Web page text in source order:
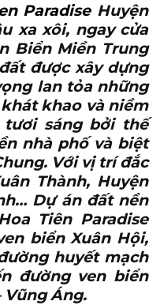
ParadiseHuyện
xa xôi, ngay cửa
Biển Miền Trung
được xây dựng
lan tỏa những
khao và niềm
sáng bởi thế
nhà phố và biệt
Với vị trí đắc
Thành, Huyện
Dự án đất nền
Tiên Paradise
biển Xuân Hội,
huyết mạch
đường ven biển
Vũng Áng.